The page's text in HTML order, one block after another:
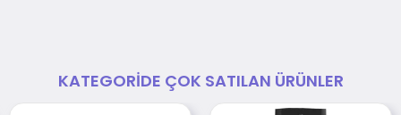
KATEGORIDE ÇOK SATILAN ÜRÜNLER